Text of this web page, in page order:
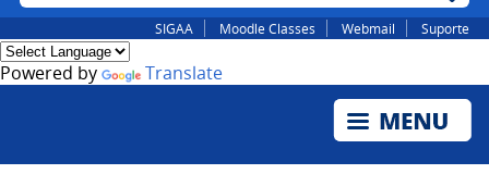
SIGAA Moodle Classes Webmail Suporte
Powered by Translate